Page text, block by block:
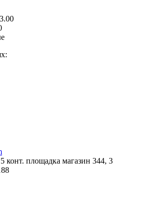
конт. площадка магазин 344, 3